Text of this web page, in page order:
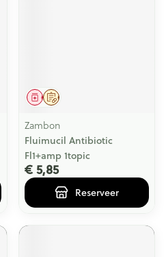
Op voorschrift
Geneesmiddel
Zambon
Fluimucil Antibiotic
Fl1+amp 1topic
€ 5,85
Reserveer